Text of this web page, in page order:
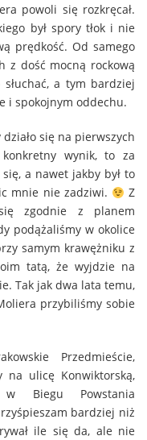
powoli się rozkręcał.
był spory tłok i nie
prędkość. Od samego
z dość mocną rockową
a tym bardziej
i spokojnym oddechu.
się na pierwszych
wynik, to za
a nawet jakby był to
mnie nie zadziwi.
Z
zgodnie z planem
podążaliśmy w okolice
samym krawężniku z
tatą, że wyjdzie na
Tak jak dwa lata temu,
przybiliśmy sobie
Przedmieście,
na ulicę Konwiktorską,
Biegu Powstania
bardziej niż
ile się da, ale nie